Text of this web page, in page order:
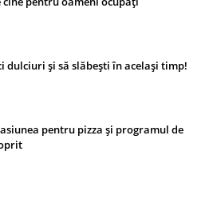
dulciuri și să slăbești în același timp!
pentru pizza și programul de